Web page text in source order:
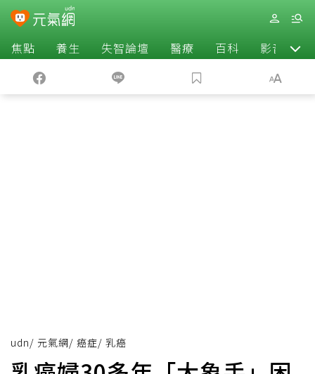
焦點 養生 失智論壇 醫療 百科 影音
udn/ 元氣網/ 癌症/ 乳癌